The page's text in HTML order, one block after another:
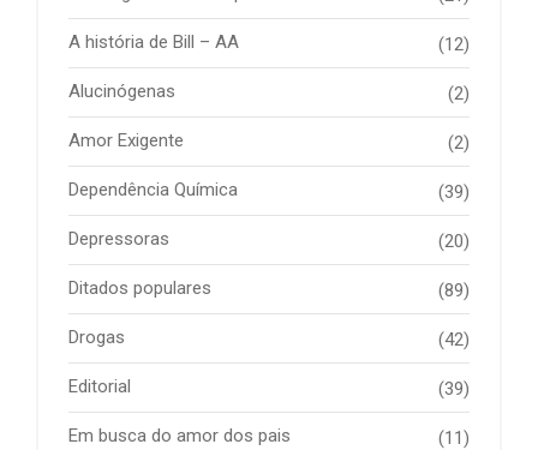
A história de Bill – AA (12)
Alucinógenas (2)
Amor Exigente (2)
Dependência Química (39)
Depressoras (20)
Ditados populares (89)
Drogas (42)
Editorial (39)
Em busca do amor dos pais (11)